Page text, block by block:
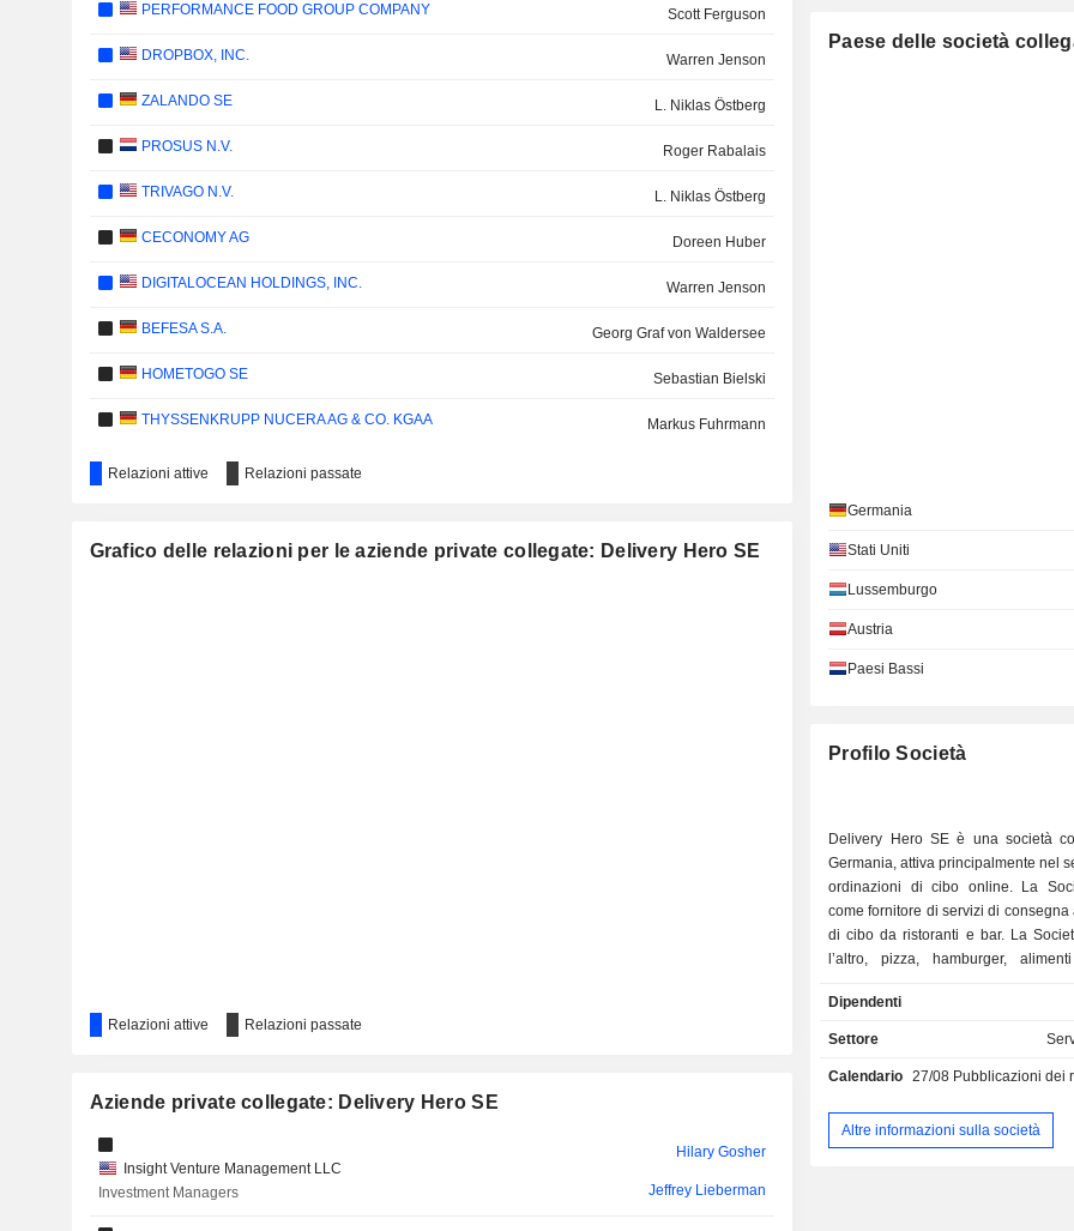
PERFORMANCE FOOD GROUP COMPANY Scott Ferguson
DROPBOX, INC. Warren Jenson
ZALANDO SE L. Niklas Östberg
PROSUS N.V. Roger Rabalais
TRIVAGO N.V. L. Niklas Östberg
CECONOMY AG Doreen Huber
DIGITALOCEAN HOLDINGS, INC. Warren Jenson
BEFESA S.A. Georg Graf von Waldersee
HOMETOGO SE Sebastian Bielski
THYSSENKRUPP NUCERA AG & CO. KGAA Markus Fuhrmann
Relazioni attive Relazioni passate
Grafico delle relazioni per le aziende private collegate: Delivery Hero SE
Relazioni attive Relazioni passate
Aziende private collegate: Delivery Hero SE
Insight Venture Management LLC
Investment Managers
Hilary Gosher
Jeffrey Lieberman
Paese delle società
Germania
Stati Uniti
Lussemburgo
Austria
Paesi Bassi
Profilo Società
Delivery Hero SE è una società
Germania, attiva principalmente nel
ordinazioni di cibo online. La
come fornitore di servizi di consegna
di cibo da ristoranti e bar. La
l’altro, pizza, hamburger,
di marchi comprende Foodpanda,
Clickdelivery, Talabat,
Società opera a livello globale, in
e Americhe. I servizi della
disponibili tramite versione web e
Dipendenti
Settore
Calendario 27/08 Pubblicazioni dei
Altre informazioni sulla società